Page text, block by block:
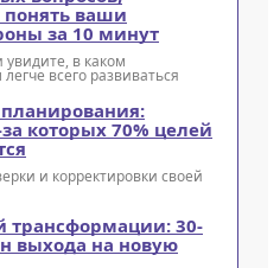
ваши
за 10 минут
увидите, в каком
всего развиваться
которых 70% целей
и корректировки своей
трансформации: 30-
выхода на новую